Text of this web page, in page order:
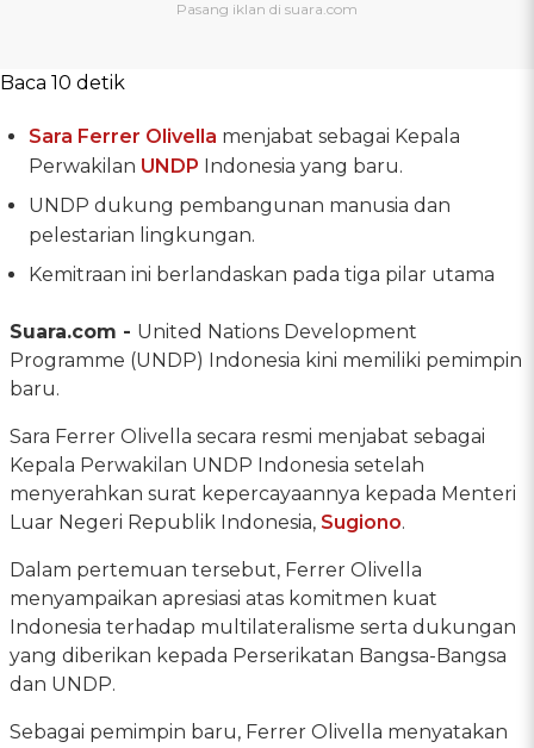
Baca 10 detik
Sara Ferrer Olivella menjabat sebagai Kepala
Perwakilan UNDP Indonesia yang baru.
UNDP dukung pembangunan manusia dan
pelestarian lingkungan.
Kemitraan ini berlandaskan pada tiga pilar utama
Suara.com - United Nations Development
Programme (UNDP) Indonesia kini memiliki pemimpin
baru.
Sara Ferrer Olivella secara resmi menjabat sebagai
Kepala Perwakilan UNDP Indonesia setelah
menyerahkan surat kepercayaannya kepada Menteri
Luar Negeri Republik Indonesia, Sugiono.
Dalam pertemuan tersebut, Ferrer Olivella
menyampaikan apresiasi atas komitmen kuat
Indonesia terhadap multilateralisme serta dukungan
yang diberikan kepada Perserikatan Bangsa-Bangsa
dan UNDP.
Sebagai pemimpin baru, Ferrer Olivella menyatakan